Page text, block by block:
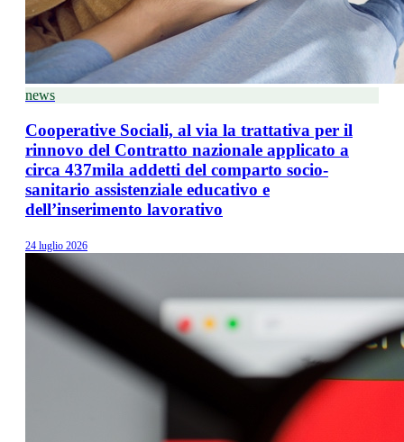
news
Cooperative Sociali, al via la trattativa per il
rinnovo del Contratto nazionale applicato a
circa 437mila addetti del comparto socio-
sanitario assistenziale educativo e
dell’inserimento lavorativo
24 luglio 2026